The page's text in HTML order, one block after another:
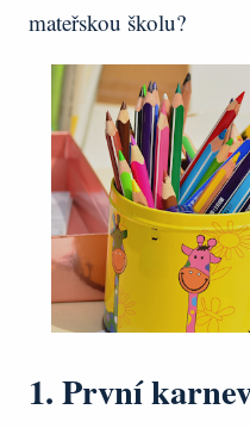
mateřskou školu?
1. První